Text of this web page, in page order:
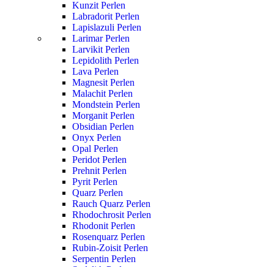
Kunzit Perlen
Labradorit Perlen
Lapislazuli Perlen
Larimar Perlen
Larvikit Perlen
Lepidolith Perlen
Lava Perlen
Magnesit Perlen
Malachit Perlen
Mondstein Perlen
Morganit Perlen
Obsidian Perlen
Onyx Perlen
Opal Perlen
Peridot Perlen
Prehnit Perlen
Pyrit Perlen
Quarz Perlen
Rauch Quarz Perlen
Rhodochrosit Perlen
Rhodonit Perlen
Rosenquarz Perlen
Rubin-Zoisit Perlen
Serpentin Perlen